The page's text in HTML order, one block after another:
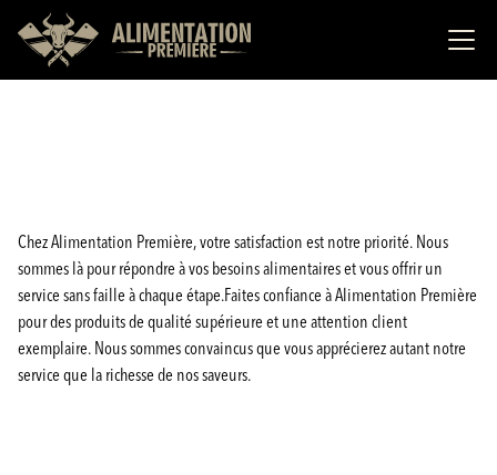
Chez Alimentation Première, votre satisfaction est notre priorité. Nous
sommes là pour répondre à vos besoins alimentaires et vous offrir un
service sans faille à chaque étape.Faites confiance à Alimentation Première
pour des produits de qualité supérieure et une attention client
exemplaire. Nous sommes convaincus que vous apprécierez autant notre
service que la richesse de nos saveurs.